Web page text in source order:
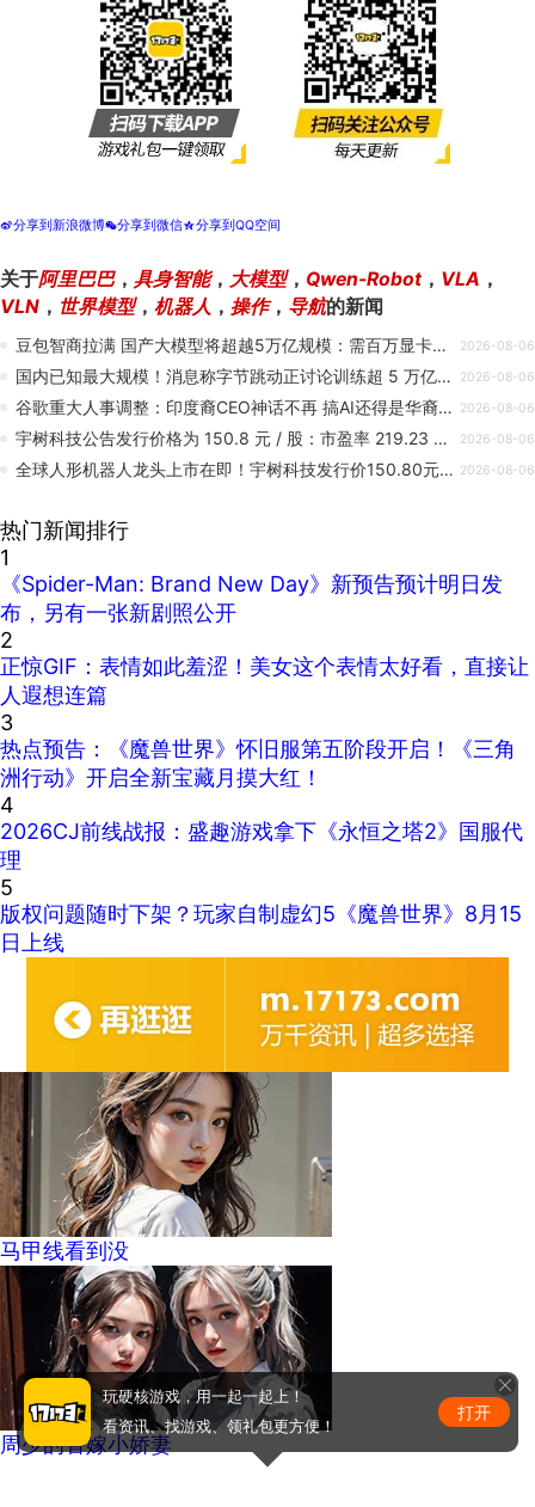
t分享到新浪微博w分享到微信z分享到QQ空间
关于阿里巴巴， 具身智能， 大模型， Qwen-Robot， VLA ，
VLN ， 世界模型， 机器人 ， 操作， 导航的新闻
豆包智商拉满 国产大模型将超越5万亿规模：需百万显卡算力 2026-08-06
国内已知最大规模！消息称字节跳动正讨论训练超 5 万亿参数模型 2026-08-06
谷歌重大人事调整：印度裔CEO神话不再 搞AI还得是华裔人才 2026-08-06
宇树科技公告发行价格为 150.8 元 / 股：市盈率 219.23 倍高于行业平均，对应总市值超 600 亿元 2026-08-06
全球人形机器人龙头上市在即！宇树科技发行价150.80元/股 2026-08-06
热门新闻排行
1
《Spider-Man: Brand New Day》新预告预计明日发
布，另有一张新剧照公开
2
正惊GIF：表情如此羞涩！美女这个表情太好看，直接让
人遐想连篇
3
热点预告：《魔兽世界》怀旧服第五阶段开启！《三角
洲行动》开启全新宝藏月摸大红！
4
2026CJ前线战报：盛趣游戏拿下《永恒之塔2》国服代
理
5
版权问题随时下架？玩家自制虚幻5《魔兽世界》8月15
日上线
马甲线看到没
周少的替嫁小娇妻
玩硬核游戏，用一起一起上！
看资讯、找游戏、领礼包更方便！
打开